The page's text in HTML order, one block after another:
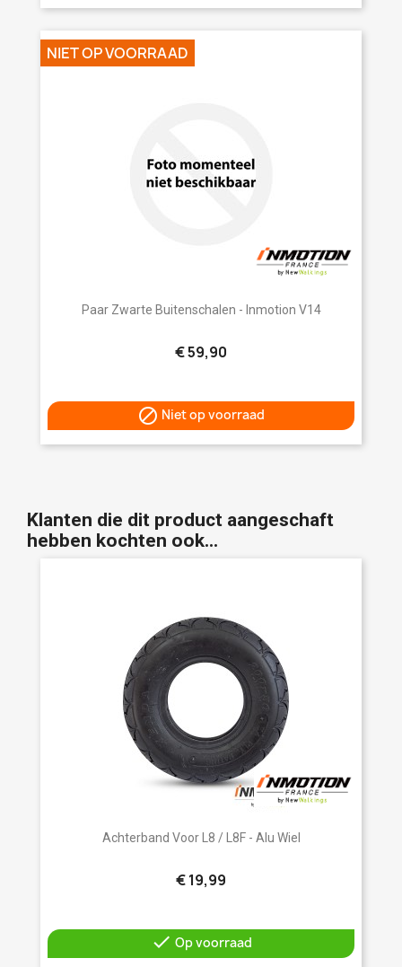
Paar Zwarte Buitenschalen - Inmotion V14
€ 59,90
 Niet op voorraad
NIET OP VOORRAAD
Klanten die dit product aangeschaft
hebben kochten ook...
Achterband Voor L8 / L8F - Alu Wiel
€ 19,99
 Op voorraad